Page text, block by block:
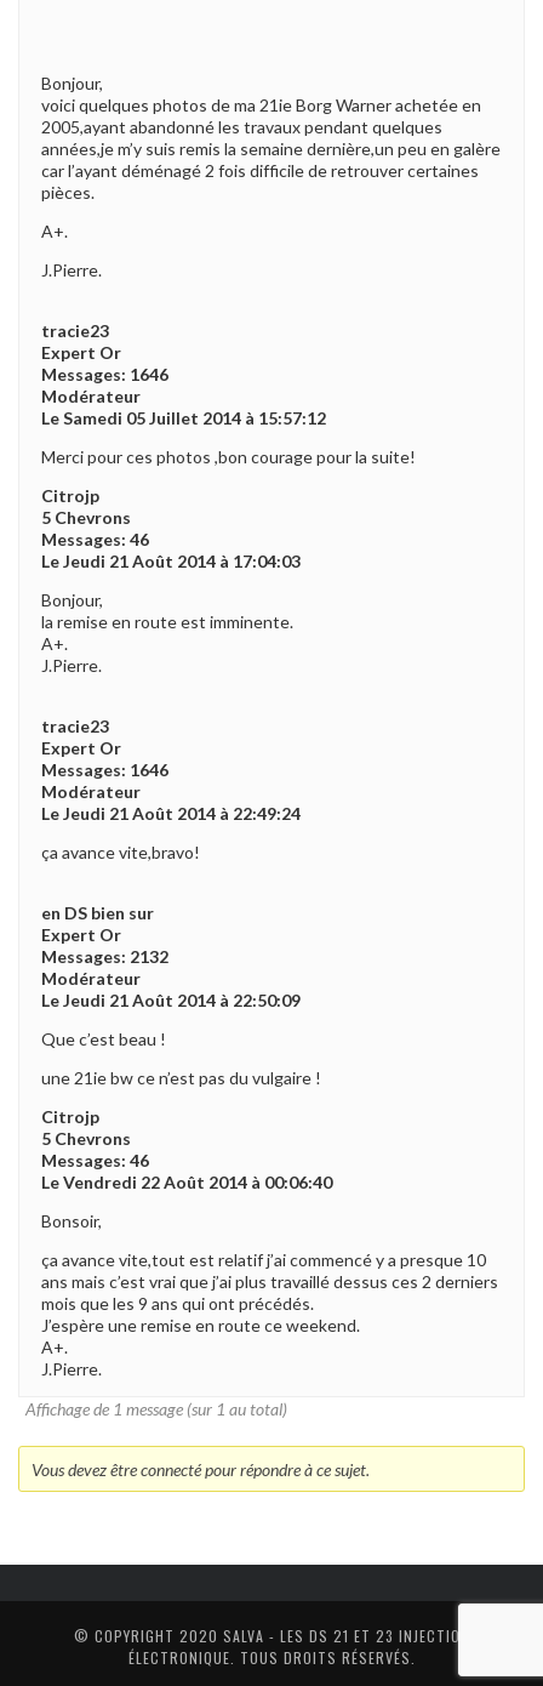
Bonjour,
voici quelques photos de ma 21ie Borg Warner achetée en
2005,ayant abandonné les travaux pendant quelques
années,je m’y suis remis la semaine dernière,un peu en galère
car l’ayant déménagé 2 fois difficile de retrouver certaines
pièces.
A+.
J.Pierre.
tracie23
Expert Or
Messages: 1646
Modérateur
Le Samedi 05 Juillet 2014 à 15:57:12
Merci pour ces photos ,bon courage pour la suite!
Citrojp
5 Chevrons
Messages: 46
Le Jeudi 21 Août 2014 à 17:04:03
Bonjour,
la remise en route est imminente.
A+.
J.Pierre.
tracie23
Expert Or
Messages: 1646
Modérateur
Le Jeudi 21 Août 2014 à 22:49:24
ça avance vite,bravo!
en DS bien sur
Expert Or
Messages: 2132
Modérateur
Le Jeudi 21 Août 2014 à 22:50:09
Que c’est beau !
une 21ie bw ce n’est pas du vulgaire !
Citrojp
5 Chevrons
Messages: 46
Le Vendredi 22 Août 2014 à 00:06:40
Bonsoir,
ça avance vite,tout est relatif j’ai commencé y a presque 10
ans mais c’est vrai que j’ai plus travaillé dessus ces 2 derniers
mois que les 9 ans qui ont précédés.
J’espère une remise en route ce weekend.
A+.
J.Pierre.
Affichage de 1 message (sur 1 au total)
Vous devez être connecté pour répondre à ce sujet.
© COPYRIGHT 2020 SALVA - LES DS 21 ET 23 INJECTION
ÉLECTRONIQUE . TOUS DROITS RÉSERVÉS.